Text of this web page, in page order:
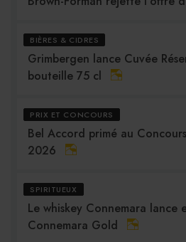
BIÈRES & CIDRES
Grimbergen lance Cuvée
bouteille 75 cl
PRIX ET CONCOURS
Bel Accord primé au
2026
SPIRITUEUX
Le whiskey Connemara lance
Connemara Gold